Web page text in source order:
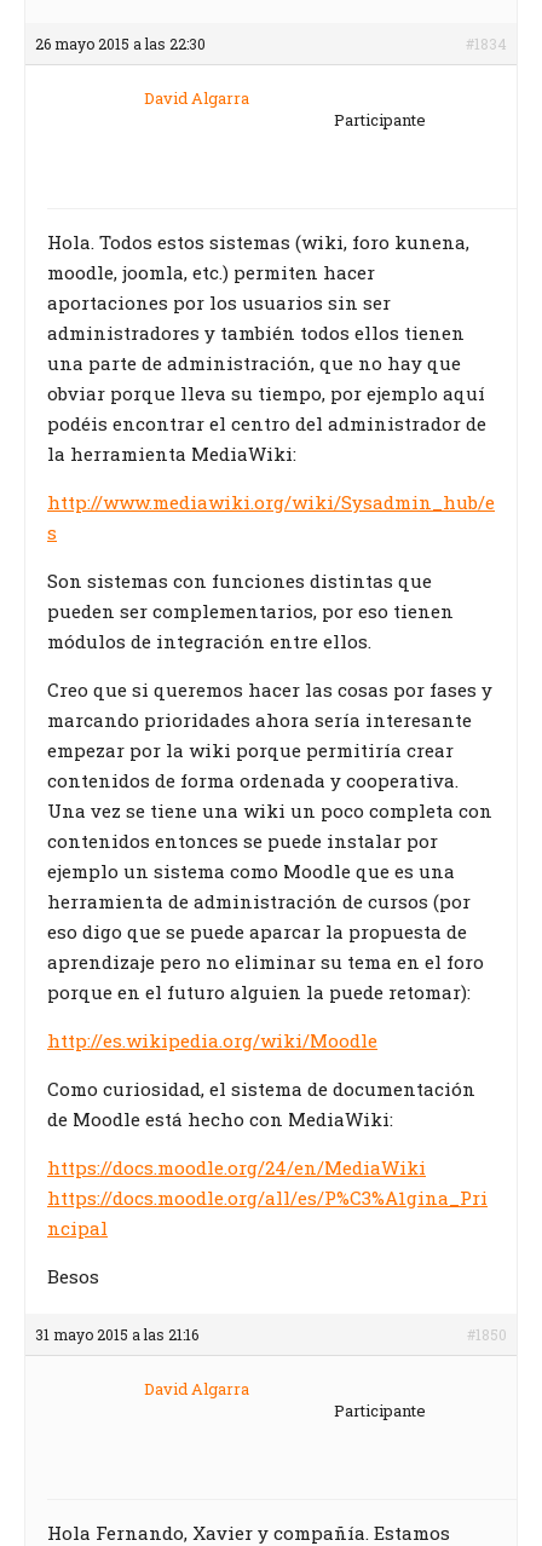
26 mayo 2015 a las 22:30 #1834
David Algarra
Participante
Hola. Todos estos sistemas (wiki, foro kunena,
moodle, joomla, etc.) permiten hacer
aportaciones por los usuarios sin ser
administradores y también todos ellos tienen
una parte de administración, que no hay que
obviar porque lleva su tiempo, por ejemplo aquí
podéis encontrar el centro del administrador de
la herramienta MediaWiki:
http://www.mediawiki.org/wiki/Sysadmin_hub/e
s
Son sistemas con funciones distintas que
pueden ser complementarios, por eso tienen
módulos de integración entre ellos.
Creo que si queremos hacer las cosas por fases y
marcando prioridades ahora sería interesante
empezar por la wiki porque permitiría crear
contenidos de forma ordenada y cooperativa.
Una vez se tiene una wiki un poco completa con
contenidos entonces se puede instalar por
ejemplo un sistema como Moodle que es una
herramienta de administración de cursos (por
eso digo que se puede aparcar la propuesta de
aprendizaje pero no eliminar su tema en el foro
porque en el futuro alguien la puede retomar):
http://es.wikipedia.org/wiki/Moodle
Como curiosidad, el sistema de documentación
de Moodle está hecho con MediaWiki:
https://docs.moodle.org/24/en/MediaWiki
https://docs.moodle.org/all/es/P%C3%A1gina_Pri
ncipal
Besos
31 mayo 2015 a las 21:16 #1850
David Algarra
Participante
Hola Fernando, Xavier y compañía. Estamos